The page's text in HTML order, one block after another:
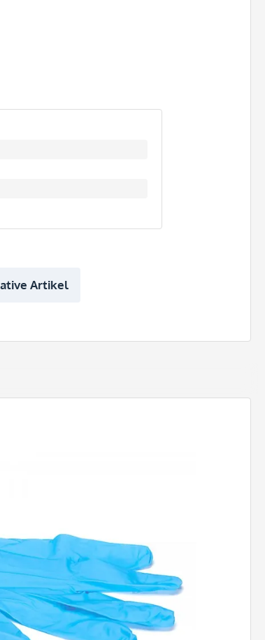
Artikel